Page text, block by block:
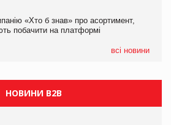
«Хто б знав» про асортимент,
побачити на платформі
всі новини
«Хто б знав» про асортимент,
побачити на платформі
НОВИНИ B2B